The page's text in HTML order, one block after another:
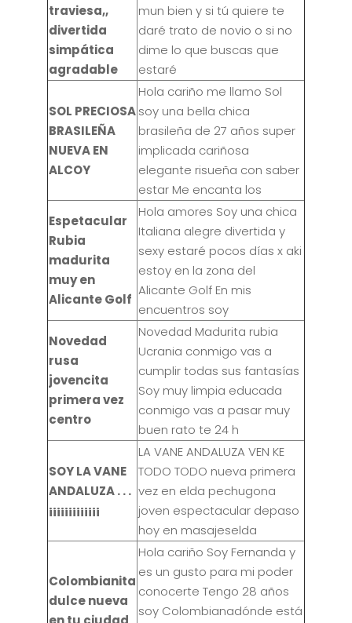
traviesa,,
divertida
simpática
agradable
mun bien y si tú quiere te
daré trato de novio o si no
dime lo que buscas que
estaré
SOL PRECIOSA
BRASILEÑA
NUEVA EN
ALCOY
Hola cariño me llamo Sol
soy una bella chica
brasileña de 27 años super
implicada cariñosa
elegante risueña con saber
estar Me encanta los
Espetacular
Rubia
madurita
muy en
Alicante Golf
Hola amores Soy una chica
Italiana alegre divertida y
sexy estaré pocos días x aki
estoy en la zona del
Alicante Golf En mis
encuentros soy
Novedad
rusa
jovencita
primera vez
centro
Novedad Madurita rubia
Ucrania conmigo vas a
cumplir todas sus fantasías
Soy muy limpia educada
conmigo vas a pasar muy
buen rato te 24 h
SOY LA VANE
ANDALUZA . . .
¡¡¡¡¡¡¡¡¡¡¡¡¡
LA VANE ANDALUZA VEN KE
TODO TODO nueva primera
vez en elda pechugona
joven espectacular depaso
hoy en masajeselda
Colombianita
dulce nueva
Hola cariño Soy Fernanda y
es un gusto para mi poder
conocerte Tengo 28 años
soy Colombianadónde está